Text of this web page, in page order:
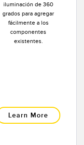
iluminación de 360
grados para agregar
fácilmente a los
componentes
existentes.
Learn More